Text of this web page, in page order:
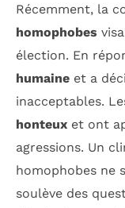
Récemment, la
homophobes
élection. En
humaine et a
inacceptables.
honteux et ont
agressions. Un
homophobes ne
soulève des